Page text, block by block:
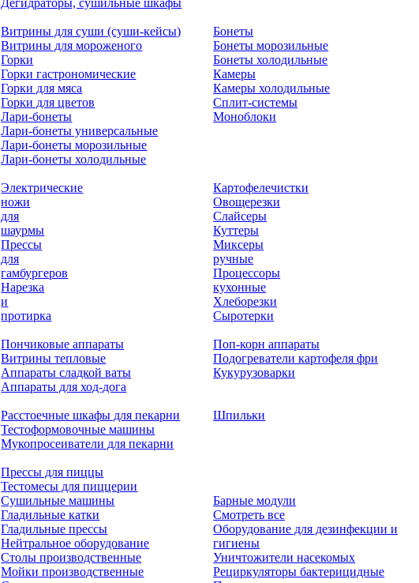
Дегидраторы, сушильные шкафы
Витрины для суши (суши-кейсы)
Витрины для мороженого
Горки
Горки гастрономические
Горки для мяса
Горки для цветов
Лари-бонеты
Лари-бонеты универсальные
Лари-бонеты морозильные
Лари-бонеты холодильные
Бонеты
Бонеты морозильные
Бонеты холодильные
Камеры
Камеры холодильные
Сплит-системы
Моноблоки
Электрические
ножи
для
шаурмы
Прессы
для
гамбургеров
Нарезка
и
протирка
Картофелечистки
Овощерезки
Слайсеры
Куттеры
Миксеры
ручные
Процессоры
кухонные
Хлеборезки
Сыротерки
Пончиковые аппараты
Витрины тепловые
Аппараты сладкой ваты
Аппараты для ход-дога
Поп-корн аппараты
Подогреватели картофеля фри
Кукурузоварки
Расстоечные шкафы для пекарни
Тестоформовочные машины
Мукопросеиватели для пекарни
Шпильки
Прессы для пиццы
Тестомесы для пиццерии
Сушильные машины
Гладильные катки
Гладильные прессы
Нейтральное оборудование
Столы производственные
Мойки производственные
Барные модули
Смотреть все
Оборудование для дезинфекции и
гигиены
Уничтожители насекомых
Рециркуляторы бактерицидные